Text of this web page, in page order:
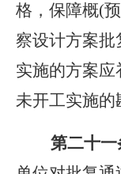
格，保障概(
察设计方案批
实施的方案
未开工实施的
第二十一